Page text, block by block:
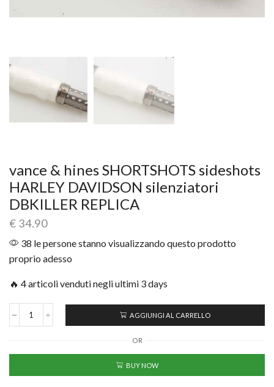
vance & hines SHORTSHOTS sideshots
HARLEY DAVIDSON silenziatori
DBKILLER REPLICA
€ 34.90
38 le persone stanno visualizzando questo prodotto
proprio adesso
🔥 4 articoli venduti negli ultimi 3 days
AGGIUNGI AL CARRELLO
OR
BUY NOW